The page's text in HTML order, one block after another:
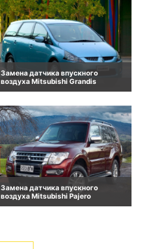
Замена датчика впускного
воздуха Mitsubishi Grandis
Замена датчика впускного
воздуха Mitsubishi Pajero